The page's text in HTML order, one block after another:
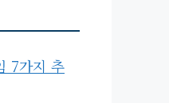
7가지 추